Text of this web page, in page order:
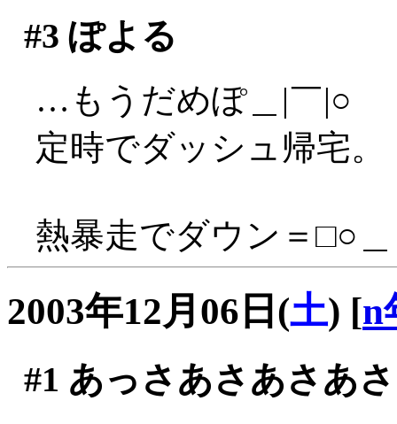
#3 ぽよる
…もうだめぽ＿|￣|○
定時でダッシュ帰宅。
熱暴走でダウン＝□○＿
2003年12月06日(土) [n
#1 あっさあさあさあ